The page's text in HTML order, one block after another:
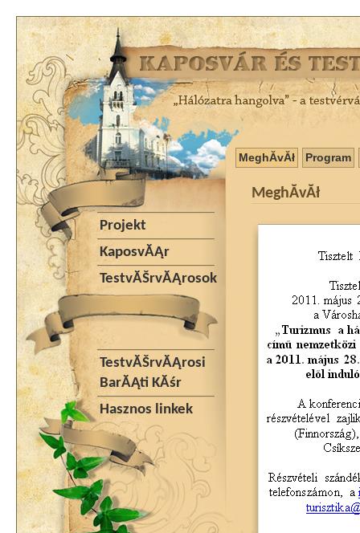
Projekt
KaposvĂĄr
TestvĂŠrvĂĄrosok
TestvĂŠrvĂĄrosi
BarĂĄti KĂśr
Hasznos linkek
MeghĂ­vĂł Program
MeghĂ­vĂł